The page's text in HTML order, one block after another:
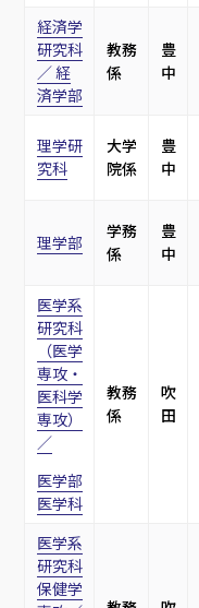
経済学
研究科
／ 経
済学部
教務
係
豊
中
理学研
究科
大学
院係
豊
中
理学部
学務
係
豊
中
医学系
研究科
（医学
専攻・
医科学
専攻）
／
医学部
医学科
教務
係
吹
田
医学系
研究科
保健学